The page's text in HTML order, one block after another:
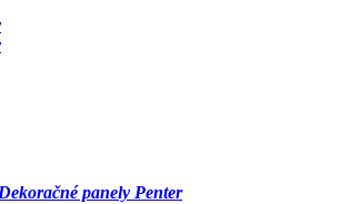
panely Penter